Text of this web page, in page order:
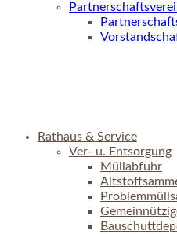
Rathaus & Service
Ver- u. Entsorgung
Müllabfuhr